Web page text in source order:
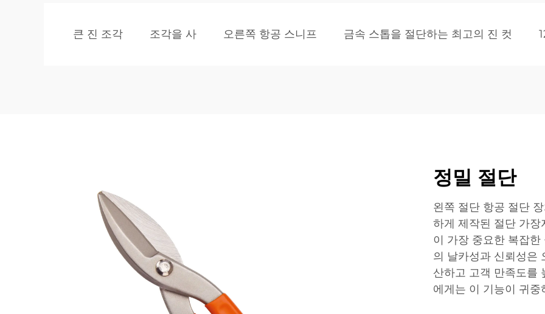
큰 진 조각 조각을 사 오른쪽 항공 스니프 금속 스톱을 절단하는 최고의 진 컷
정밀 절단
왼쪽 절단 항공 절단
하게 제작된 절단 가장
이 가장 중요한 복잡
의 날카성과 신뢰성은
산하고 고객 만족도를
에게는 이 기능이 귀